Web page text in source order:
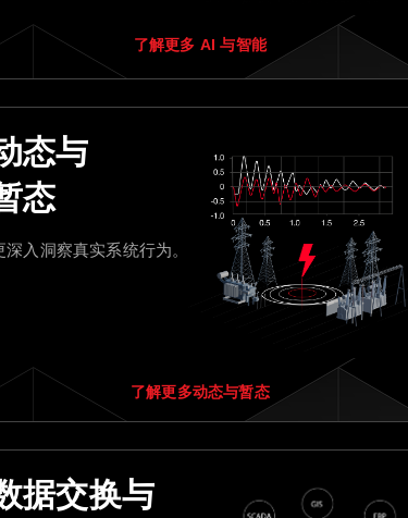
了解更多 AI 与智能
态与
态
深入洞察真实系统行为。
了解更多动态与暂态
据交换与